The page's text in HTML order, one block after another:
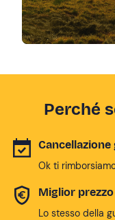
Perché
Ok ti
Miglior
Lo stesso della